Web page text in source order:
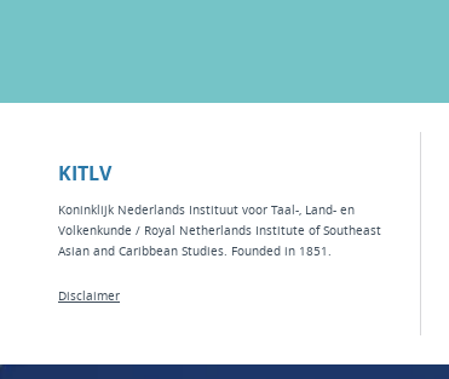
KITLV
Koninklijk Nederlands Instituut voor Taal-, Land- en
Volkenkunde / Royal Netherlands Institute of Southeast
Asian and Caribbean Studies. Founded in 1851.
Disclaimer